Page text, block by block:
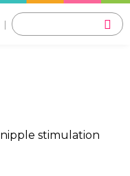
nipple stimulation